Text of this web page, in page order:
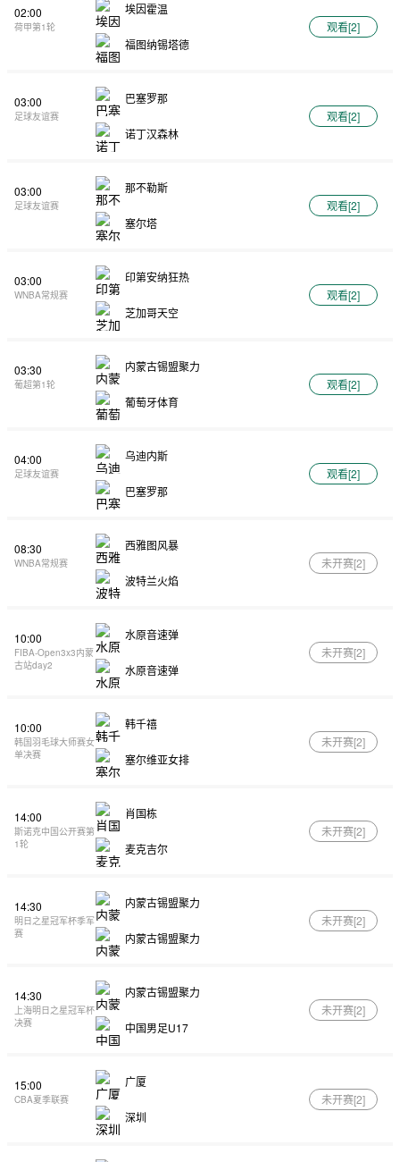
02:00
荷甲第1轮
埃因霍温
福图纳锡塔德
观看[2]
03:00
足球友谊赛
巴塞罗那
诺丁汉森林
观看[2]
03:00
足球友谊赛
那不勒斯
塞尔塔
观看[2]
03:00
WNBA常规赛
印第安纳狂热
芝加哥天空
观看[2]
03:30
葡超第1轮
内蒙古锡盟聚力
葡萄牙体育
观看[2]
04:00
足球友谊赛
乌迪内斯
巴塞罗那
观看[2]
08:30
WNBA常规赛
西雅图风暴
波特兰火焰
未开赛[2]
10:00
FIBA-Open3x3内蒙
古站day2
水原音速弹
水原音速弹
未开赛[2]
10:00
韩国羽毛球大师赛女
单决赛
韩千禧
塞尔维亚女排
未开赛[2]
14:00
斯诺克中国公开赛第
1轮
肖国栋
麦克吉尔
未开赛[2]
14:30
明日之星冠军杯季军
赛
内蒙古锡盟聚力
内蒙古锡盟聚力
未开赛[2]
14:30
上海明日之星冠军杯
决赛
内蒙古锡盟聚力
中国男足U17
未开赛[2]
15:00
CBA夏季联赛
广厦
深圳
未开赛[2]